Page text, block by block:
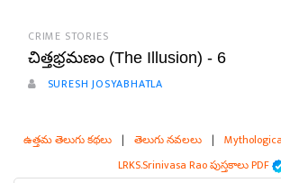
CRIME STORIES
చిత్తభ్రమణం (The Illusion) - 6
SURESH JOSYABHATLA
ఉత్తమ తెలుగు కథలు | తెలుగు నవలలు |
LRKS.Srinivasa Rao పుస్తకాలు PDF